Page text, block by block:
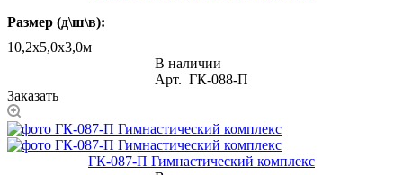
Размер (д\ш\в):
10,2х5,0х3,0м
В наличии
Арт. ГК-088-П
Заказать
ГК-087-П Гимнастический комплекс